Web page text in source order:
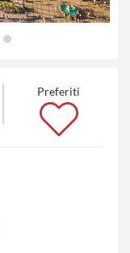
Preferiti